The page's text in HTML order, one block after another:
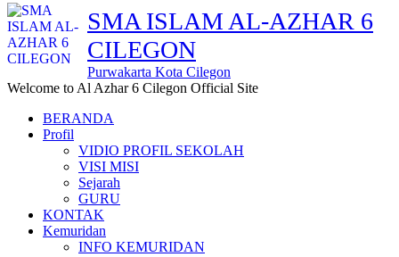
SMA ISLAM AL-AZHAR 6
CILEGON
Purwakarta Kota Cilegon
Welcome to Al Azhar 6 Cilegon Official Site
BERANDA
Profil
VIDIO PROFIL SEKOLAH
VISI MISI
Sejarah
GURU
KONTAK
Kemuridan
INFO KEMURIDAN